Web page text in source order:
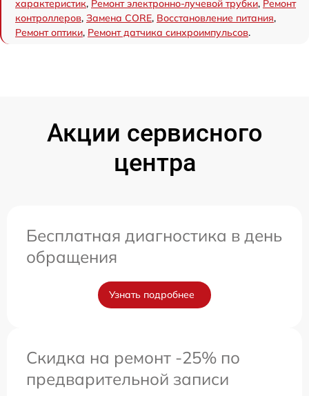
характеристик, Ремонт электронно-лучевой трубки, Ремонт
контроллеров, Замена CORE, Восстановление питания,
Ремонт оптики, Ремонт датчика синхроимпульсов.
Акции сервисного
центра
Бесплатная диагностика в день
обращения
Узнать подробнее
Скидка на ремонт -25% по
предварительной записи